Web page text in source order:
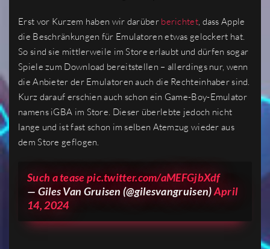
Erst vor Kurzem haben wir darüber berichtet, dass Apple
die Beschränkungen für Emulatoren etwas gelockert hat.
So sind sie mittlerweile im Store erlaubt und dürfen sogar
Spiele zum Download bereitstellen – allerdings nur, wenn
die Anbieter der Emulatoren auch die Rechteinhaber sind.
Kurz darauf erschien auch schon ein Game-Boy-Emulator
namens iGBA im Store. Dieser überlebte jedoch nicht
lange und ist fast schon im selben Atemzug wieder aus
dem Store geflogen.
Such a teasepic.twitter.com/aMEFGjbXdf
— Giles Van Gruisen (@gilesvangruisen)April
14, 2024